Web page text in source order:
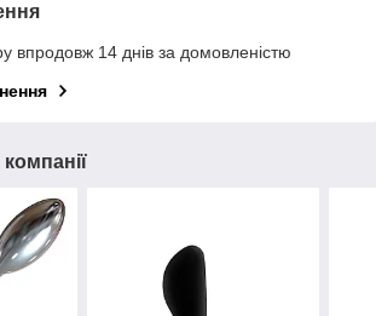
впродовж 14 днів за домовленістю